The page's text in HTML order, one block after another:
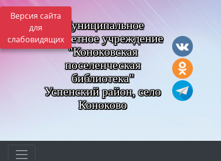
Версия сайта
для
слабовидящих
Муниципальное
бюджетное учреждение
"Коноковская
поселенческая
библиотека"
Успенский район, село
Коноково